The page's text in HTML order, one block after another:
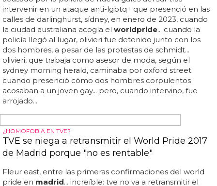
Las cifras de record del World Pride 2017 de
Madrid
Llega el emoji del world pridemadrid 2017
dinero ganarámadridcon su world pride?... estamos en
plena semana del orgullo, en esta ocasión somos